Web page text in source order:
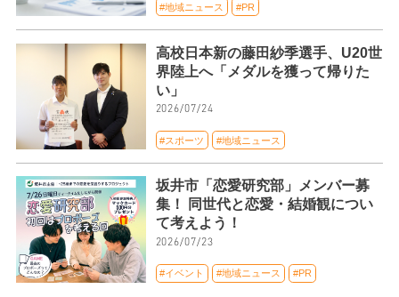
#地域ニュース #PR
高校日本新の藤田紗季選手、U20世
界陸上へ「メダルを獲って帰りた
い」
2026/07/24
#スポーツ #地域ニュース
坂井市「恋愛研究部」メンバー募
集！ 同世代と恋愛・結婚観につい
て考えよう！
2026/07/23
#イベント #地域ニュース #PR